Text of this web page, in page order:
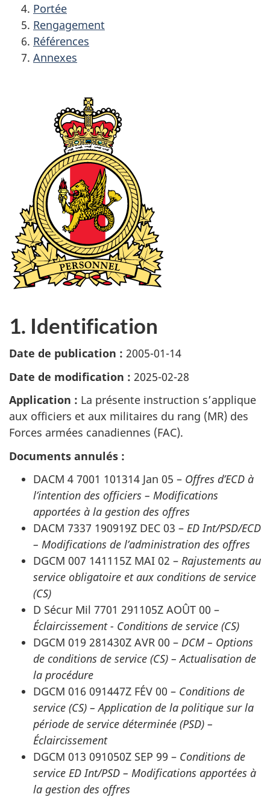
Portée
Rengagement
Références
Annexes
1. Identification
Date de publication : 2005-01-14
Date de modification : 2025-02-28
Application : La présente instruction s’applique
aux officiers et aux militaires du rang (MR) des
Forces armées canadiennes (FAC).
Documents annulés :
DACM 4 7001 101314 Jan 05 – Offres d’ECD à
l’intention des officiers – Modifications
apportées à la gestion des offres
DACM 7337 190919Z DEC 03 – ED Int/PSD/ECD
– Modifications de l’administration des offres
DGCM 007 141115Z MAI 02 – Rajustements au
service obligatoire et aux conditions de service
(CS)
D Sécur Mil 7701 291105Z AOÛT 00 –
Éclaircissement - Conditions de service (CS)
DGCM 019 281430Z AVR 00 – DCM – Options
de conditions de service (CS) – Actualisation de
la procédure
DGCM 016 091447Z FÉV 00 – Conditions de
service (CS) – Application de la politique sur la
période de service déterminée (PSD) –
Éclaircissement
DGCM 013 091050Z SEP 99 – Conditions de
service ED Int/PSD – Modifications apportées à
la gestion des offres